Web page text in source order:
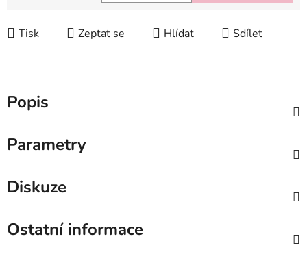
Tisk Zeptat se Hlídat Sdílet
Popis
Parametry
Diskuze
Ostatní informace